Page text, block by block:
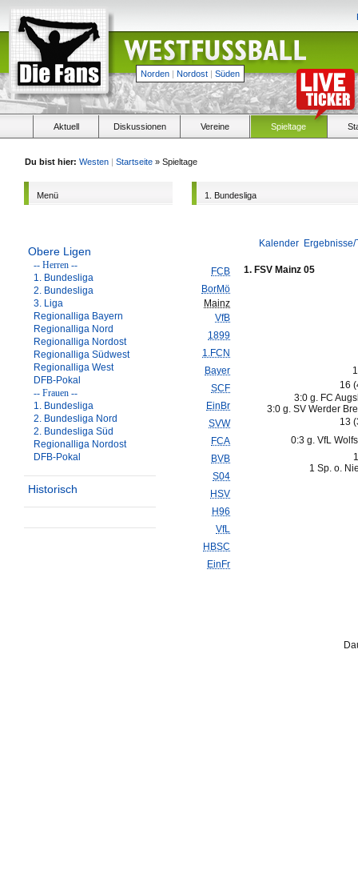
Norden | Nordost | Süden
Aktuell Diskussionen Vereine Spieltage
Du bist hier: Westen | Startseite » Spieltage
Menü
Obere Ligen
-- Herren --
1. Bundesliga
2. Bundesliga
3. Liga
Regionalliga Bayern
Regionalliga Nord
Regionalliga Nordost
Regionalliga Südwest
Regionalliga West
DFB-Pokal
-- Frauen --
1. Bundesliga
2. Bundesliga Nord
2. Bundesliga Süd
Regionalliga Nordost
DFB-Pokal
Historisch
1. Bundesliga
Kalender
FCB
BorMö
Mainz
VfB
1899
1.FCN
Bayer
SCF
EinBr
SVW
FCA
BVB
S04
HSV
H96
VfL
HBSC
EinFr
1. FSV Mainz 05
16
3:0 g. FC
3:0 g. SV Werder
13
0:3 g. VfL
1 Sp. o.